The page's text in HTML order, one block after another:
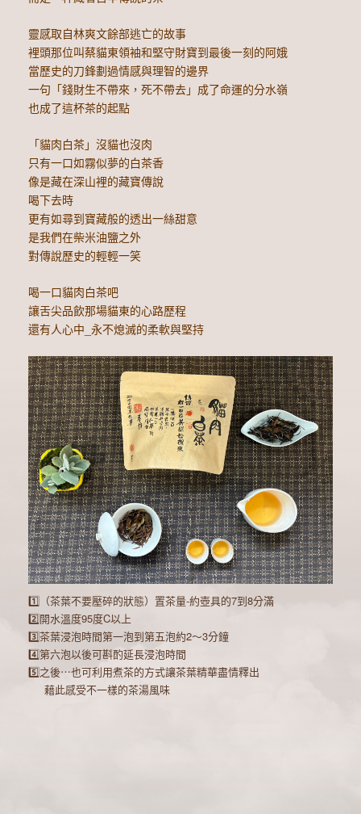
靈感取自林爽文餘部逃亡的故事
裡頭那位叫蔡貓東領袖和堅守財寶到最後一刻的阿娥
當歷史的刀鋒劃過情感與理智的邊界
一句「錢財生不帶來，死不帶去」成了命運的分水嶺
也成了這杯茶的起點
「貓肉白茶」沒貓也沒肉
只有一口如霧似夢的白茶香
像是藏在深山裡的藏寶傳說
喝下去時
更有如尋到寶藏般的透出一絲甜意
是我們在柴米油鹽之外
對傳說歷史的輕輕一笑
喝一口貓肉白茶吧
讓舌尖品飲那場貓東的心路歷程
還有人心中_永不熄滅的柔軟與堅持
1️⃣（茶葉不要壓碎的狀態）置茶量-約壺具的7到8分滿
2️⃣開水溫度95度C以上
3️⃣茶葉浸泡時間第一泡到第五泡約2～3分鐘
4️⃣第六泡以後可斟酌延長浸泡時間
5️⃣之後⋯也可利用煮茶的方式讓茶葉精華盡情釋出
藉此感受不一樣的茶湯風味